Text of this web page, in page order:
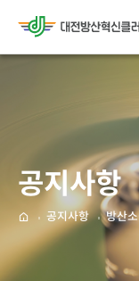
공지사항
메인으로
공지사항 방산